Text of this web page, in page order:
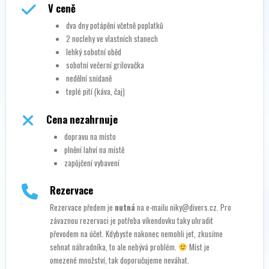
V ceně
dva dny potápění včetně poplatků
2 noclehy ve vlastních stanech
lehký sobotní oběd
sobotní večerní grilovačka
nedělní snídaně
teplé pití (káva, čaj)
Cena nezahrnuje
dopravu na místo
plnění lahví na místě
zapůjčení vybavení
Rezervace
Rezervace předem je nutná na e-mailu niky@divers.cz. Pro
závaznou rezervaci je potřeba víkendovku taky uhradit
převodem na účet. Kdybyste nakonec nemohli jet, zkusíme
sehnat náhradníka, to ale nebývá problém.
Míst je
omezené množství, tak doporučujeme neváhat.